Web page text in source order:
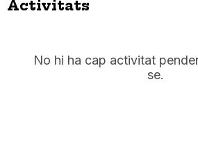
Activitats
No hi ha cap activitat
se.